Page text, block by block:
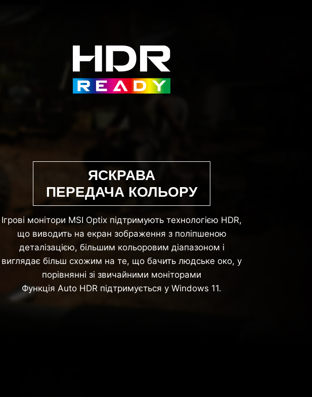
ЯСКРАВА
ПЕРЕДАЧА КОЛЬОРУ
Ігрові монітори MSI Optix підтримують технологією HDR,
що виводить на екран зображення з поліпшеною
деталізацією, більшим кольоровим діапазоном і
виглядає більш схожим на те, що бачить людське око, у
порівнянні зі звичайними моніторами
Функція Auto HDR підтримується у Windows 11.